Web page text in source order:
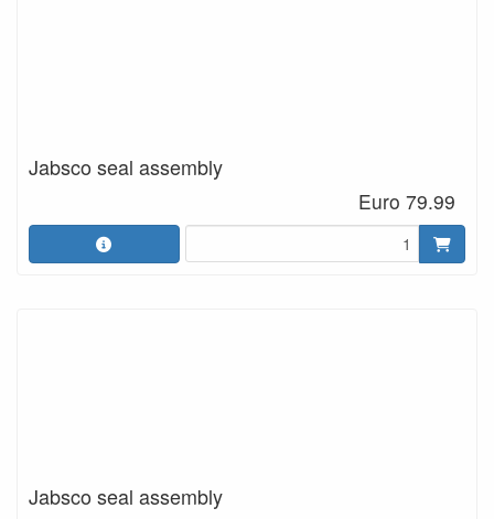
Jabsco seal assembly
Euro 79.99
Jabsco seal assembly